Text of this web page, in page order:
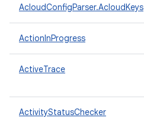
AcloudConfigParser.AcloudKeys
ActionInProgress
ActiveTrace
ActivityStatusChecker